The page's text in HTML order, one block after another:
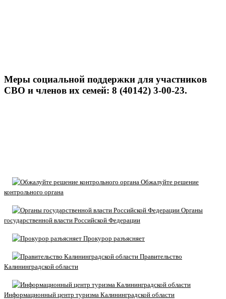
Меры социальной поддержки для участников
СВО и членов их семей: 8 (40142) 3-00-23.
Обжалуйте решение
контрольного органа
Органы
государственной власти Российской Федерации
Прокурор разъясняет
Правительство
Калининградской области
Информационный центр туризма Калининградской области